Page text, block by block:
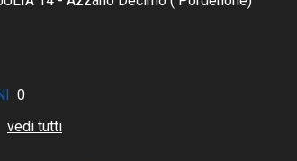
0
vedi tutti